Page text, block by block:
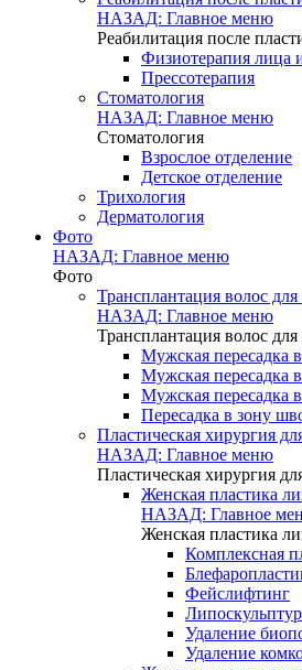
НАЗАД: Главное меню
Реабилитация после
Физиотерапия лица
Прессотерапия
Стоматология
НАЗАД: Главное меню
Стоматология
Взрослое отделение
Детское отделение
Трихология
Дерматология
Фото
НАЗАД: Главное меню
Фото
Трансплантация волос
НАЗАД: Главное меню
Трансплантация волос
Мужская пересадка
Мужская пересадка
Мужская пересадка
Пересадка в зону
Пластическая хирургия
НАЗАД: Главное меню
Пластическая хирургия
Женская пластика
НАЗАД: Главное
Женская пластика
Комплексная
Фейслифтинг
Удаление
Удаление